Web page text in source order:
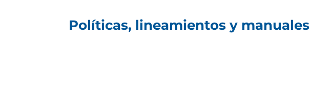
Políticas, lineamientos y manuales